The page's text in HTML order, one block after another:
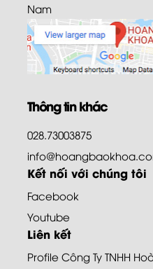
Nam
Thông tin khác
028.73003875
Kết nối với chúng tôi
Facebook
Youtube
Liên kết
Profile Công Ty TNHH